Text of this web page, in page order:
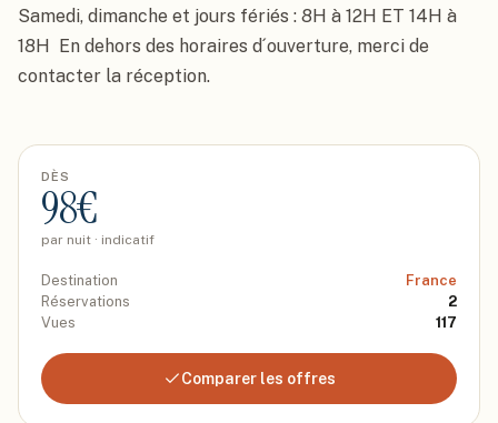
Samedi, dimanche et jours fériés : 8H à 12H ET 14H à
18H  En dehors des horaires d´ouverture, merci de
contacter la réception.
DÈS
98€
par nuit · indicatif
Destination
France
Réservations
2
Vues
117
Comparer les offres